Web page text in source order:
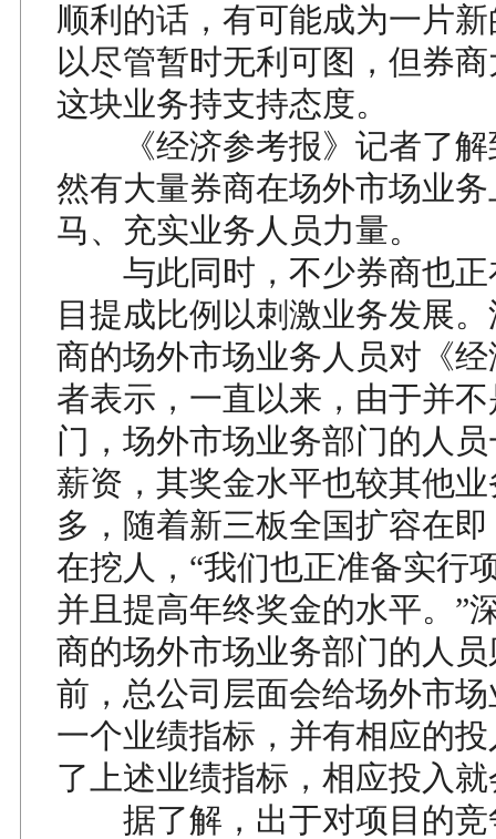
顺利的话，有可能成为一片新
以尽管暂时无利可图，但券
这块业务持支持态度。
《经济参考报》记者了解
然有大量券商在场外市场业
马、充实业务人员力量。
与此同时，不少券商也正
目提成比例以刺激业务发展
商的场外市场业务人员对《
者表示，一直以来，由于并
门，场外市场业务部门的人
薪资，其奖金水平也较其他
多，随着新三板全国扩容在
在挖人，“我们也正准备实行
并且提高年终奖金的水平。”
商的场外市场业务部门的人
前，总公司层面会给场外市
一个业绩指标，并有相应的
了上述业绩指标，相应投入
据了解，出于对项目的竞